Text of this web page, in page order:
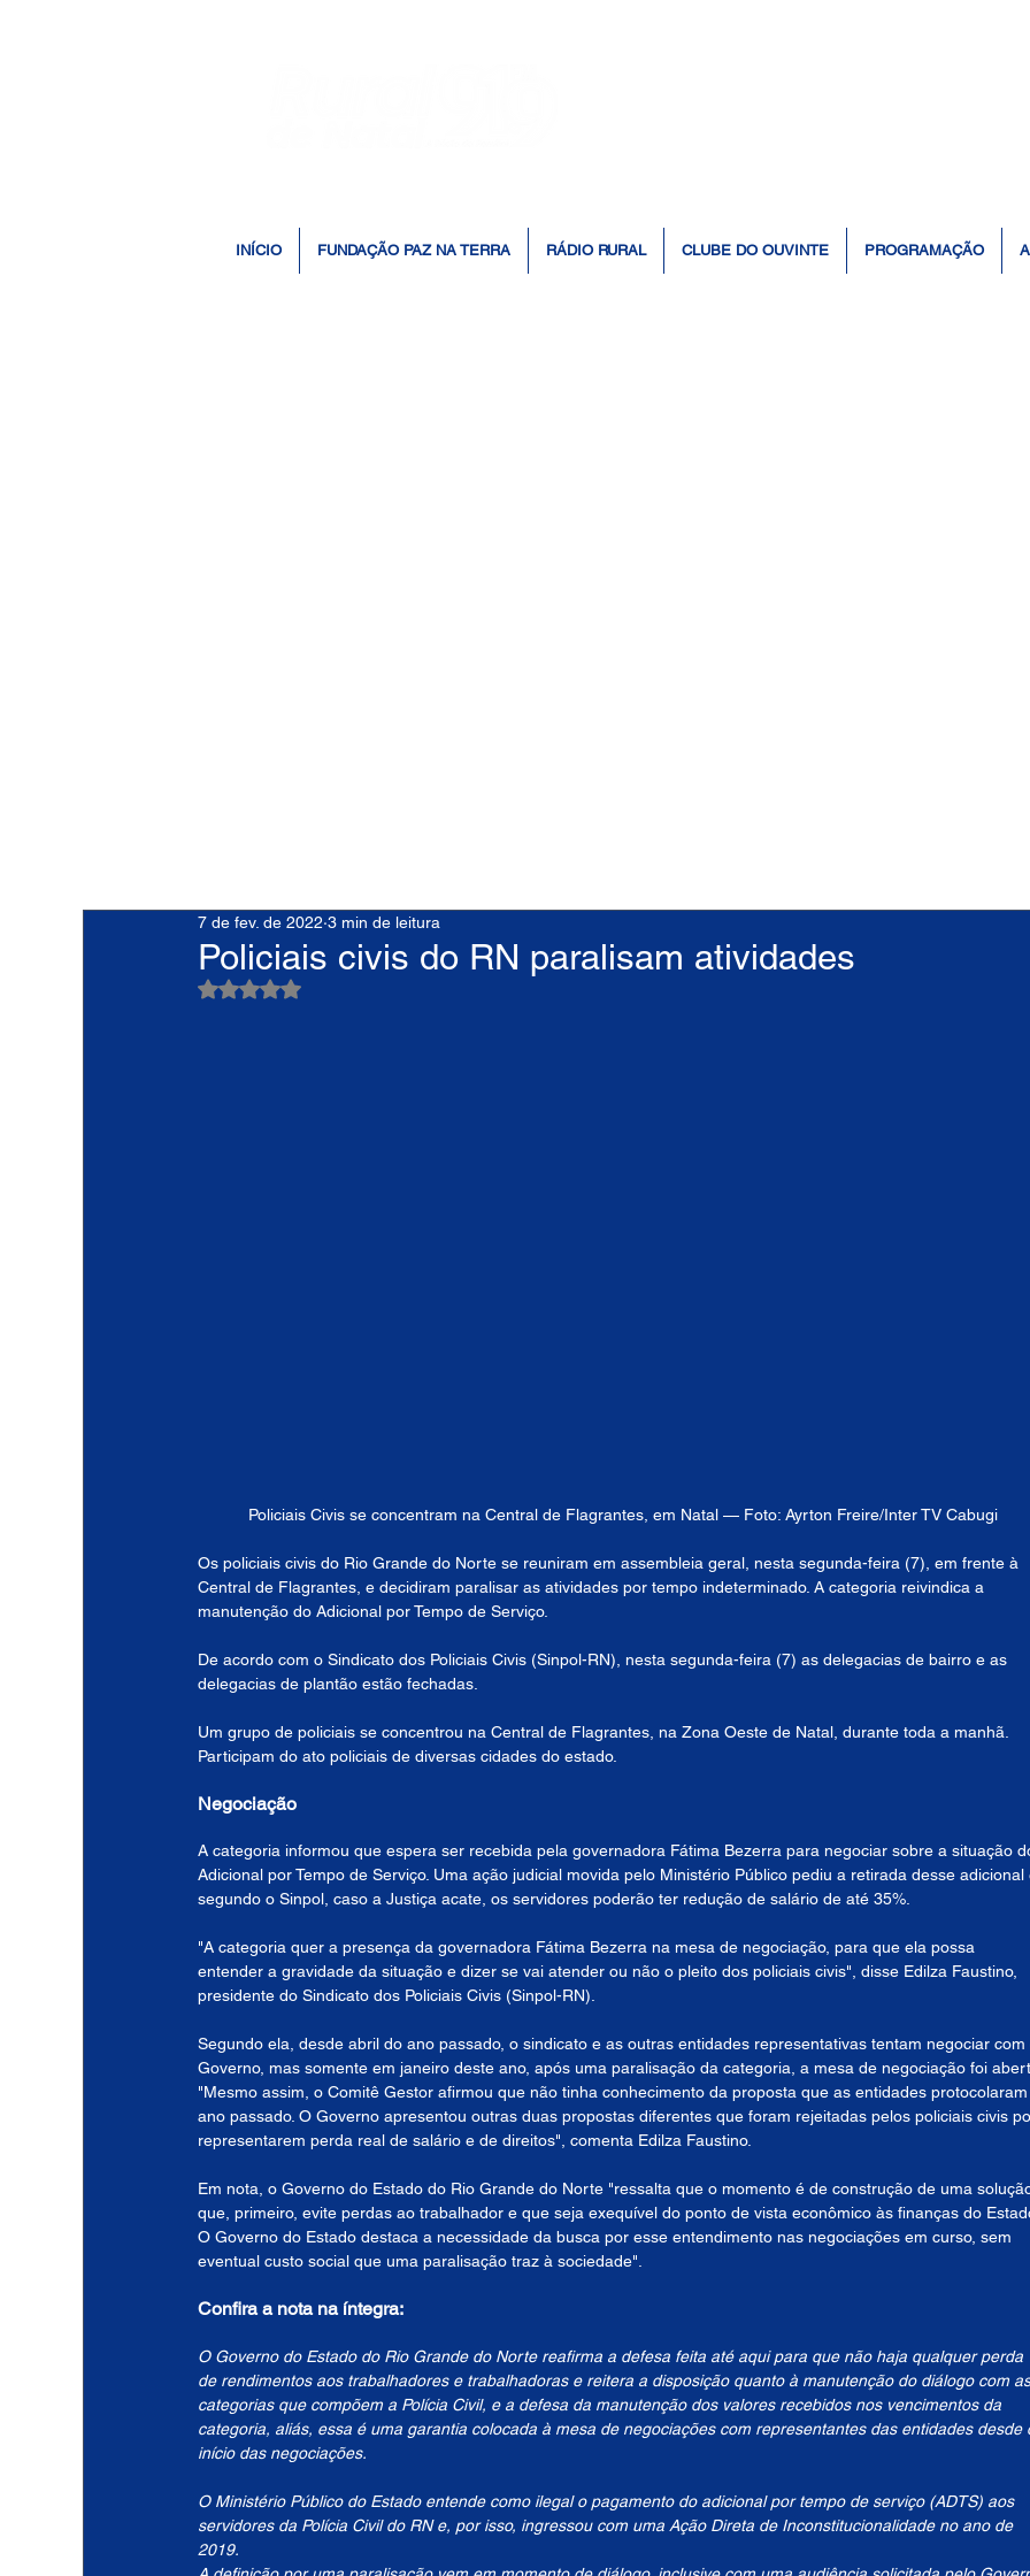
INÍCIO FUNDAÇÃO PAZ NA TERRA RÁDIO RURAL CLUBE DO OUVINTE PROGRAMAÇÃO
Policiais civis do RN paralisam atividades
7 de fev. de 2022 3 min de leitura
Avaliado com NaN de 5 estrelas.
Policiais Civis se concentram na Central de Flagrantes, em Natal — Foto: Ayrton Freire/Inter TV Cabugi
Os policiais civis do Rio Grande do Norte se reuniram em assembleia geral, nesta segunda-feira (7), em frente à
Central de Flagrantes, e decidiram paralisar as atividades por tempo indeterminado. A categoria reivindica a
manutenção do Adicional por Tempo de Serviço.
De acordo com o Sindicato dos Policiais Civis (Sinpol-RN), nesta segunda-feira (7) as delegacias de bairro e as
delegacias de plantão estão fechadas.
Um grupo de policiais se concentrou na Central de Flagrantes, na Zona Oeste de Natal, durante toda a manhã.
Participam do ato policiais de diversas cidades do estado.
Negociação
A categoria informou que espera ser recebida pela governadora Fátima Bezerra para negociar sobre a situação
Adicional por Tempo de Serviço. Uma ação judicial movida pelo Ministério Público pediu a retirada desse adicional
segundo o Sinpol, caso a Justiça acate, os servidores poderão ter redução de salário de até 35%.
"A categoria quer a presença da governadora Fátima Bezerra na mesa de negociação, para que ela possa
entender a gravidade da situação e dizer se vai atender ou não o pleito dos policiais civis", disse Edilza Faustino,
presidente do Sindicato dos Policiais Civis (Sinpol-RN).
Segundo ela, desde abril do ano passado, o sindicato e as outras entidades representativas tentam negociar com
Governo, mas somente em janeiro deste ano, após uma paralisação da categoria, a mesa de negociação foi
"Mesmo assim, o Comitê Gestor afirmou que não tinha conhecimento da proposta que as entidades protocolaram
ano passado. O Governo apresentou outras duas propostas diferentes que foram rejeitadas pelos policiais civis
representarem perda real de salário e de direitos", comenta Edilza Faustino.
Em nota, o Governo do Estado do Rio Grande do Norte "ressalta que o momento é de construção de uma
que, primeiro, evite perdas ao trabalhador e que seja exequível do ponto de vista econômico às finanças do
O Governo do Estado destaca a necessidade da busca por esse entendimento nas negociações em curso, sem
eventual custo social que uma paralisação traz à sociedade".
Confira a nota na íntegra:
O Governo do Estado do Rio Grande do Norte reafirma a defesa feita até aqui para que não haja qualquer perda
de rendimentos aos trabalhadores e trabalhadoras e reitera a disposição quanto à manutenção do diálogo com
categorias que compõem a Polícia Civil, e a defesa da manutenção dos valores recebidos nos vencimentos da
categoria, aliás, essa é uma garantia colocada à mesa de negociações com representantes das entidades desde
início das negociações.
O Ministério Público do Estado entende como ilegal o pagamento do adicional por tempo de serviço (ADTS) aos
servidores da Polícia Civil do RN e, por isso, ingressou com uma Ação Direta de Inconstitucionalidade no ano de
2019.